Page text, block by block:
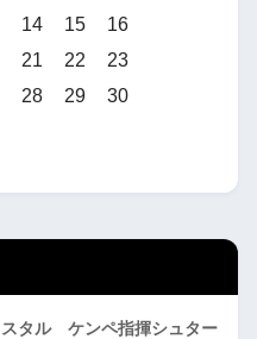
14 15
16
21 22
23
28 29
30
タル ケンペ指揮シュター